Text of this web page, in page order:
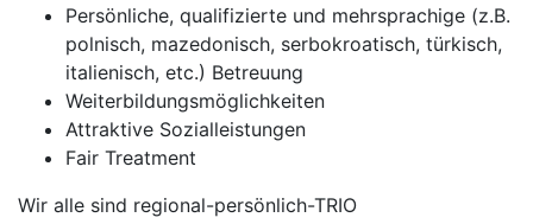
Persönliche, qualifizierte und mehrsprachige (z.B.
polnisch, mazedonisch, serbokroatisch, türkisch,
italienisch, etc.) Betreuung
Weiterbildungsmöglichkeiten
Attraktive Sozialleistungen
Fair Treatment
Wir alle sind regional-persönlich-TRIO